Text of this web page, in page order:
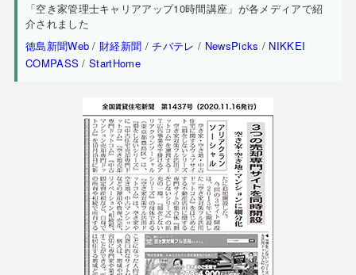
「空き家管理士キャリアアップ10時間講座」が各メディアで紹
介されました
徳島新聞Web / 財経新聞 /チバテレ / NewsPicks / NIKKEI
COMPASS /StartHome